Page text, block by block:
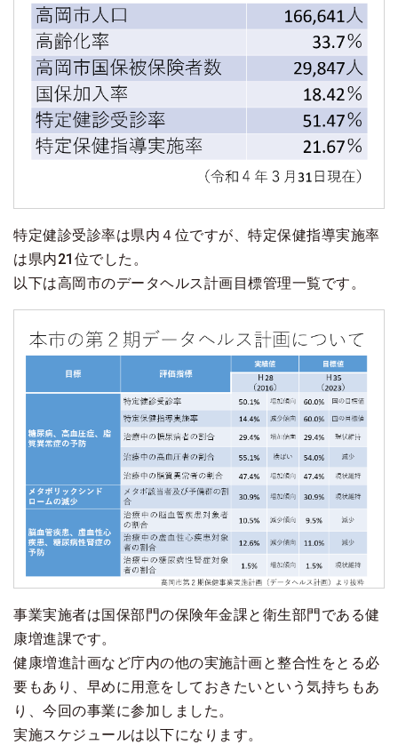
特定健診受診率は県内４位ですが、特定保健指導実施率
は県内21位でした。
以下は高岡市のデータヘルス計画目標管理一覧です。
事業実施者は国保部門の保険年金課と衛生部門である健
康増進課です。
健康増進計画など庁内の他の実施計画と整合性をとる必
要もあり、早めに用意をしておきたいという気持ちもあ
り、今回の事業に参加しました。
実施スケジュールは以下になります。